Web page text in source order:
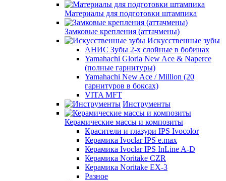
Материалы для подготовки штампика
Замковые крепления (аттачмены)
Искусственные зубы
АНИС Зубы 2-х слойные в бобинах
Yamahachi Gloria New Ace & Naperce
(полные гарнитуры)
Yamahachi New Ace / Million (20
гарнитуров в боксах)
VITA MFT
Инструменты
Керамические массы и композиты
Красители и глазури IPS Ivocolor
Керамика Ivoclar IPS e.max
Керамика Ivoclar IPS InLine A-D
Керамика Noritake CZR
Керамика Noritake EX-3
Разное